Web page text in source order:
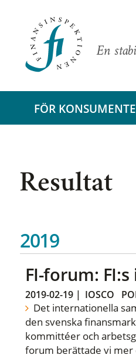
En
FÖR
Resultat
2019
FI-forum:
2019-02-19| IOSCO
Det internationella
den svenska
kommittéer och
forum berättade vi